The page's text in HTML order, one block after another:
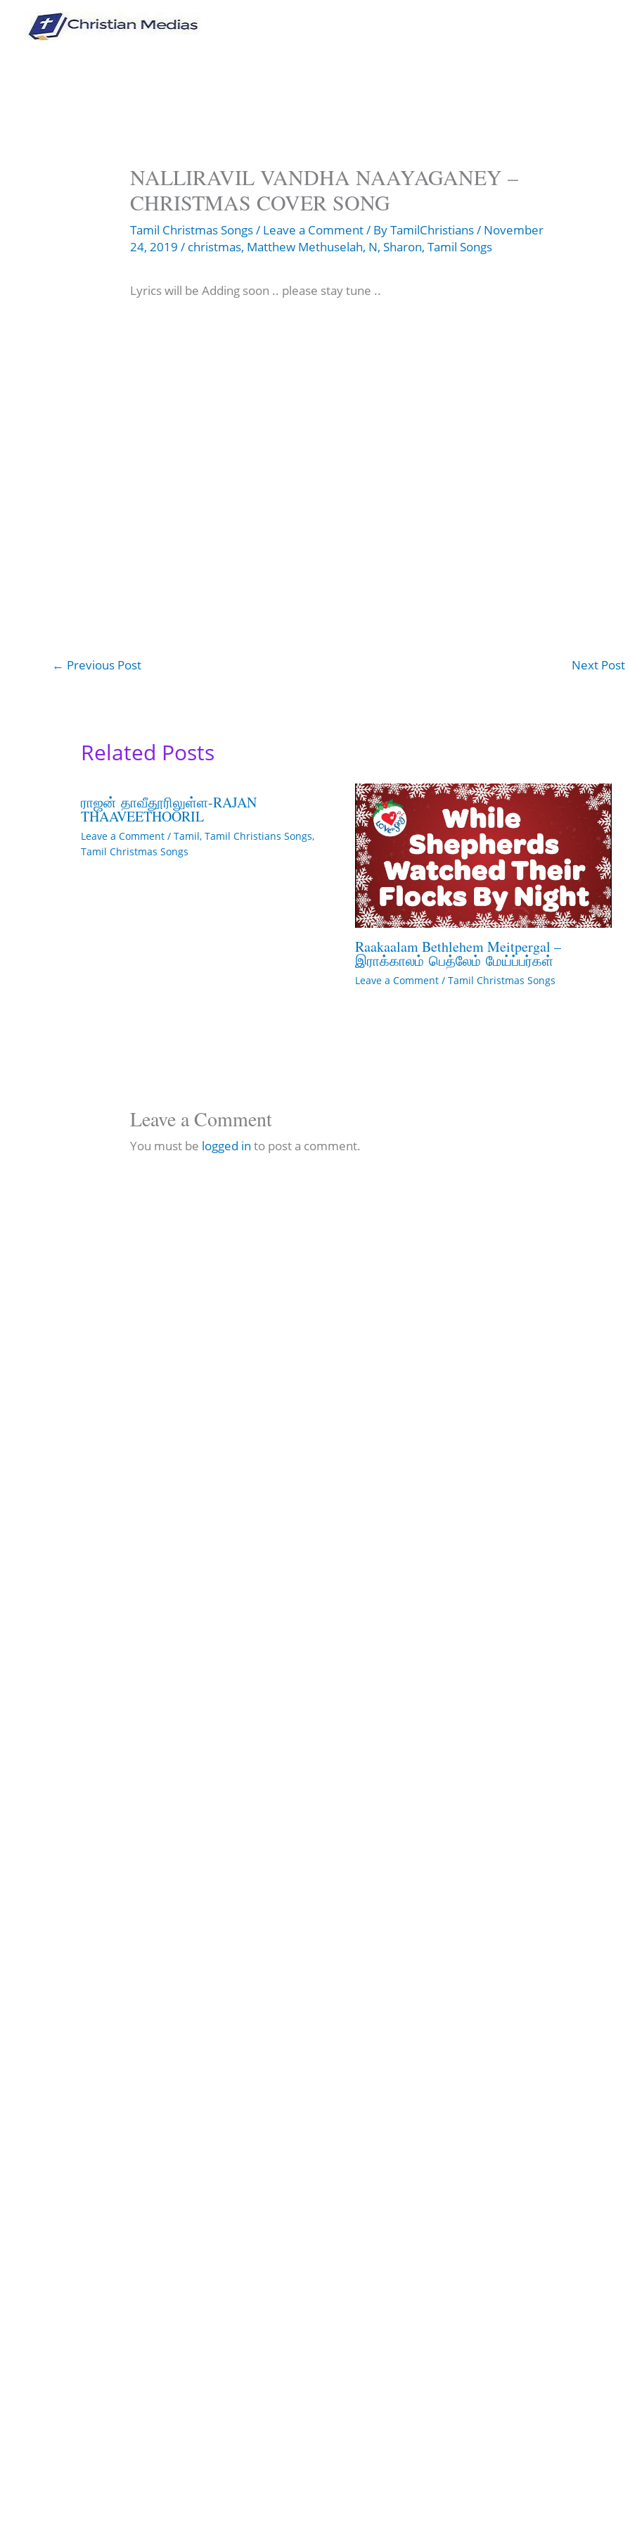
NALLIRAVIL VANDHA NAAYAGANEY –
CHRISTMAS COVER SONG
Tamil Christmas Songs/ Leave a Comment/ ByTamilChristians/ November
24, 2019/ christmas, Matthew Methuselah, N,Sharon,Tamil Songs
Lyrics will be Adding soon .. please stay tune ..
← Previous Post Next Post
Related Posts
ராஜன் தாவீதூரிலுள்ள-RAJAN
THAAVEETHOORIL
Leave a Comment / Tamil, Tamil Christians Songs,
Tamil Christmas Songs
Raakaalam Bethlehem Meitpergal –
இராக்காலம் பெத்லேம் மேய்ப்பர்கள்
Leave a Comment / Tamil Christmas Songs
Leave a Comment
You must be logged in to post a comment.